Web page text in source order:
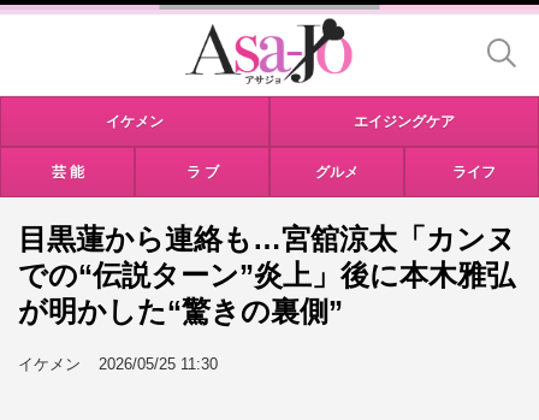
イケメン エイジングケア
芸 能 ラ ブ グルメ ライフ
目黒蓮から連絡も…宮舘涼太「カンヌ
での“伝説ターン”炎上」後に本木雅弘
が明かした“驚きの裏側”
イケメン 2026/05/25 11:30